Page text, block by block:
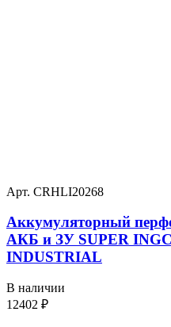
Арт. CRHLI20268
Аккумуляторный
АКБ и ЗУ SUPER
INDUSTRIAL
В наличии
12402 ₽